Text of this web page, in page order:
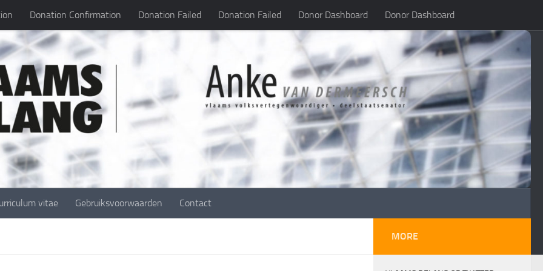
Donation Confirmation Donation Failed Donation Failed Donor Dashboard Donor Dashboard
vitae Gebruiksvoorwaarden Contact
MORE